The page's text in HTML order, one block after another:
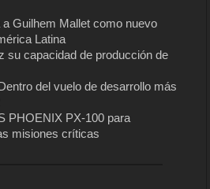
Guilhem Mallet como nuevo
Latina
su capacidad de producción de
del vuelo de desarrollo más
PHOENIX PX-100 para
misiones críticas